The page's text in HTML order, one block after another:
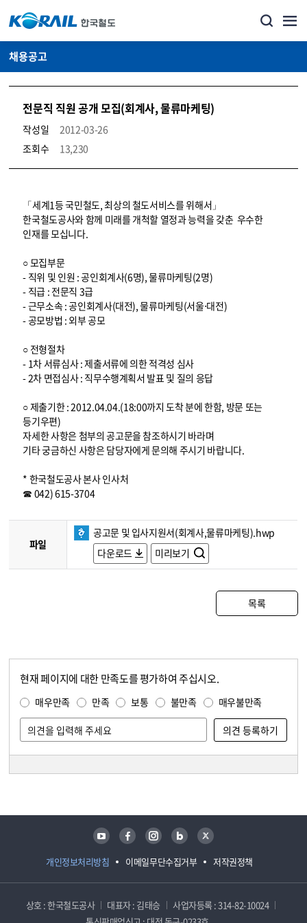
채용공고
전문직 직원 공개 모집(회계사, 물류마케팅)
작성일
2012-03-26
조회수
13,230
코레일소개_경영공시_채용공고 상세보기 – 내용, 파일, 담당자 연락처로 구성
「세계1등 국민철도, 최상의 철도서비스를 위해서」
한국철도공사와 함께 미래를 개척할 열정과 능력을 갖춘 우수한
인재를 모십니다.
○ 모집부문
- 직위 및 인원 : 공인회계사(6명), 물류마케팅(2명)
- 직급 : 전문직 3급
- 근무소속 : 공인회계사(대전), 물류마케팅(서울⋅대전)
- 공모방법 : 외부 공모
○ 전형절차
- 1차 서류심사 : 제출서류에 의한 적격성 심사
- 2차 면접심사 : 직무수행계획서 발표 및 질의 응답
○ 제출기한 : 2012.04.04.(18:00까지 도착 분에 한함, 방문 또는
등기우편)
자세한 사항은 첨부의 공고문을 참조하시기 바라며
기타 궁금하신 사항은 담당자에게 문의해 주시기 바랍니다.
* 한국철도공사 본사 인사처
☎ 042) 615-3704
파일
공고문 및 입사지원서(회계사,물류마케팅).hwp
다운로드
미리보기
목록
현재 페이지에 대한 만족도를 평가하여 주십시오.
매우만족 만족 보통 불만족 매우불만족
개인정보처리방침 이메일무단수집거부 저작권정책
유튜브 페이스북 인스타그램 블로그 트위터
상호 : 한국철도공사 대표자 : 김태승
사업자등록 : 314-82-10024